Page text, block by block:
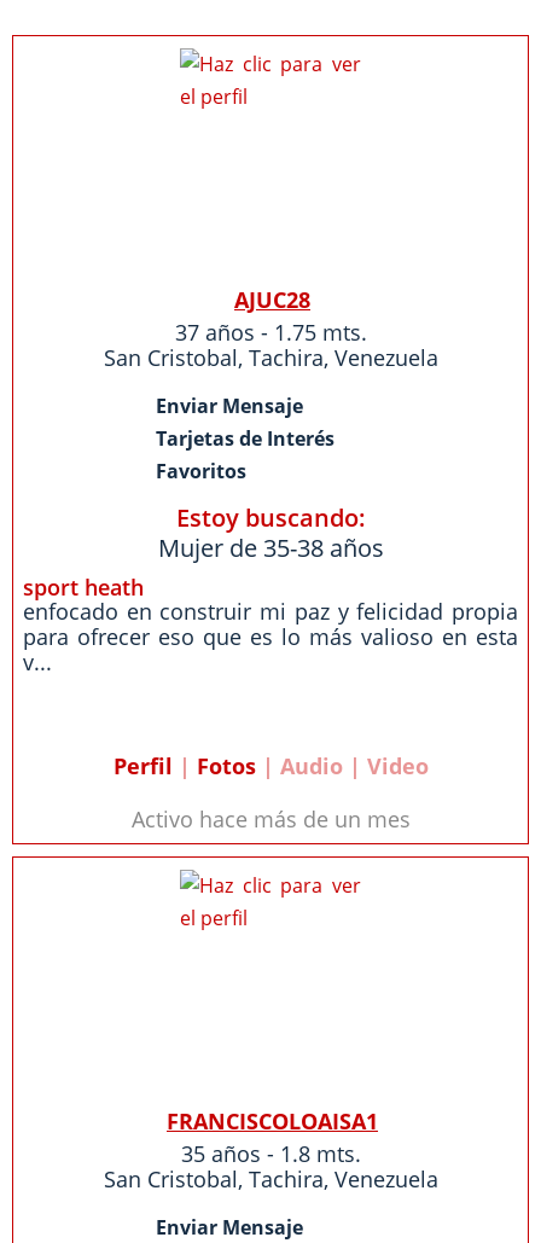
AJUC28
37 años - 1.75 mts.
San Cristobal, Tachira, Venezuela
Enviar Mensaje
Tarjetas de Interés
Favoritos
Estoy buscando:
Mujer de 35-38 años
sport heath
enfocado en construir mi paz y felicidad propia
para ofrecer eso que es lo más valioso en esta
v...
Perfil | Fotos| Audio | Video
Activo hace más de un mes
FRANCISCOLOAISA1
35 años - 1.8 mts.
San Cristobal, Tachira, Venezuela
Enviar Mensaje